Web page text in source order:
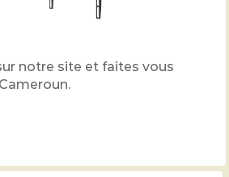
notre site et faites vous